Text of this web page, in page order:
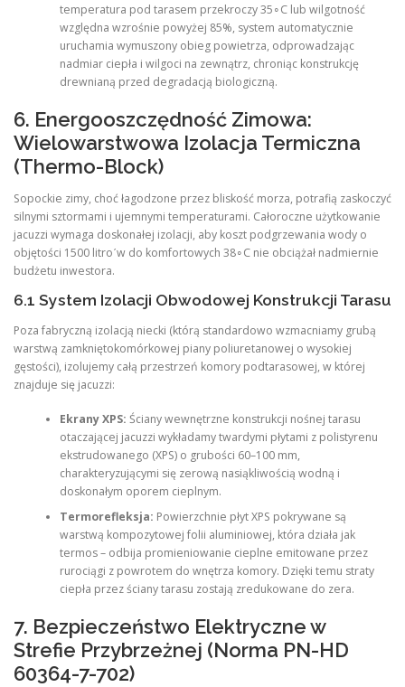
temperatura pod tarasem przekroczy 35∘C lub wilgotność
względna wzrośnie powyżej 85%, system automatycznie
uruchamia wymuszony obieg powietrza, odprowadzając
nadmiar ciepła i wilgoci na zewnątrz, chroniąc konstrukcję
drewnianą przed degradacją biologiczną.
6. Energooszczędność Zimowa:
Wielowarstwowa Izolacja Termiczna
(Thermo-Block)
Sopockie zimy, choć łagodzone przez bliskość morza, potrafią zaskoczyć
silnymi sztormami i ujemnymi temperaturami. Całoroczne użytkowanie
jacuzzi wymaga doskonałej izolacji, aby koszt podgrzewania wody o
objętości 1500 litroˊw do komfortowych 38∘C nie obciążał nadmiernie
budżetu inwestora.
6.1 System Izolacji Obwodowej Konstrukcji Tarasu
Poza fabryczną izolacją niecki (którą standardowo wzmacniamy grubą
warstwą zamkniętokomórkowej piany poliuretanowej o wysokiej
gęstości), izolujemy całą przestrzeń komory podtarasowej, w której
znajduje się jacuzzi:
Ekrany XPS: Ściany wewnętrzne konstrukcji nośnej tarasu
otaczającej jacuzzi wykładamy twardymi płytami z polistyrenu
ekstrudowanego (XPS) o grubości 60–100 mm,
charakteryzującymi się zerową nasiąkliwością wodną i
doskonałym oporem cieplnym.
Termorefleksja: Powierzchnie płyt XPS pokrywane są
warstwą kompozytowej folii aluminiowej, która działa jak
termos – odbija promieniowanie cieplne emitowane przez
rurociągi z powrotem do wnętrza komory. Dzięki temu straty
ciepła przez ściany tarasu zostają zredukowane do zera.
7. Bezpieczeństwo Elektryczne w
Strefie Przybrzeżnej (Norma PN-HD
60364-7-702)